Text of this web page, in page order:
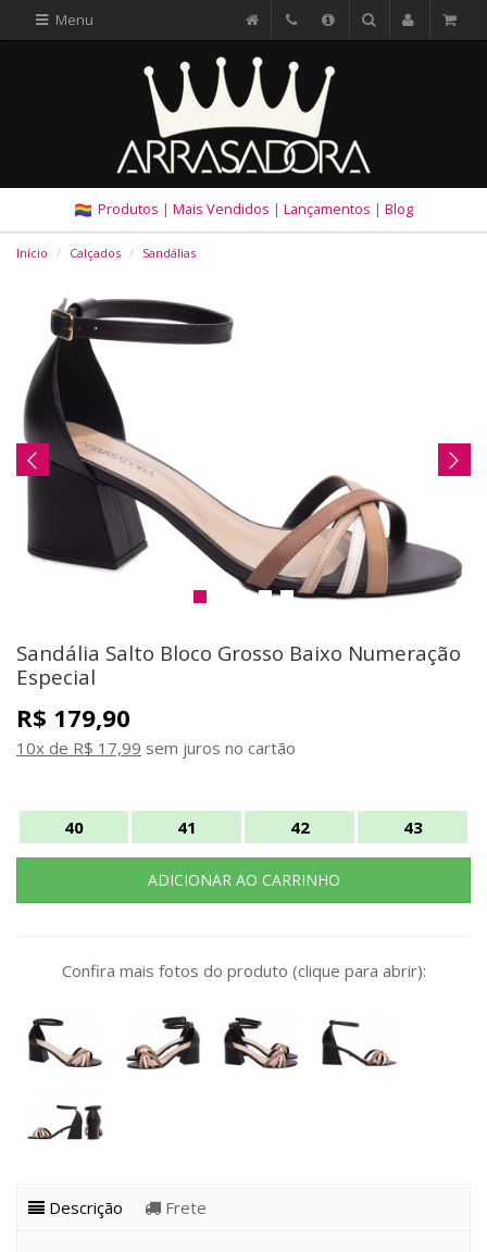
Menu
Produtos | Mais Vendidos | Lançamentos | Blog
Início Calçados Sandálias
Sandália Salto Bloco Grosso Baixo Numeração
Especial
R$ 179,90
10x de R$ 17,99 sem juros no cartão
40 41 42 43
Confira mais fotos do produto (clique para abrir):
Descrição Frete